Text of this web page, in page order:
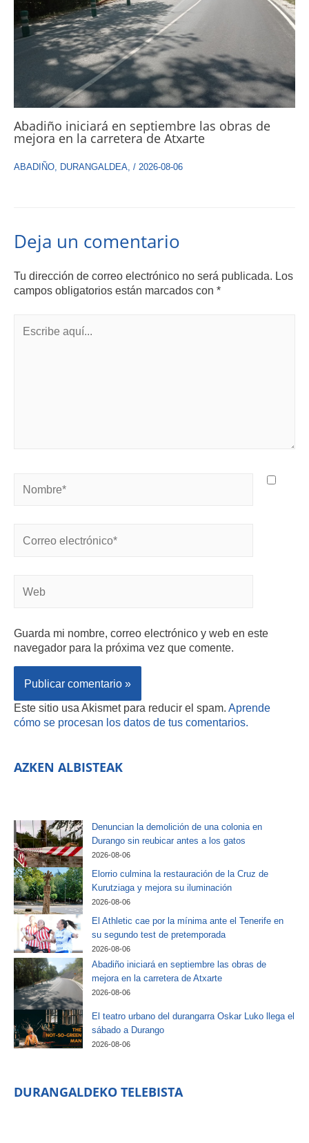
Abadiño iniciará en septiembre las obras de
mejora en la carretera de Atxarte
ABADIÑO, DURANGALDEA, / 2026-08-06
Deja un comentario
Tu dirección de correo electrónico no será publicada. Los
campos obligatorios están marcados con *
Guarda mi nombre, correo electrónico y web en este
navegador para la próxima vez que comente.
Este sitio usa Akismet para reducir el spam. Aprende
cómo se procesan los datos de tus comentarios.
AZKEN ALBISTEAK
Denuncian la demolición de una colonia en
Durango sin reubicar antes a los gatos
2026-08-06
Elorrio culmina la restauración de la Cruz de
Kurutziaga y mejora su iluminación
2026-08-06
El Athletic cae por la mínima ante el Tenerife en
su segundo test de pretemporada
2026-08-06
Abadiño iniciará en septiembre las obras de
mejora en la carretera de Atxarte
2026-08-06
El teatro urbano del durangarra Oskar Luko llega el
sábado a Durango
2026-08-06
DURANGALDEKO TELEBISTA